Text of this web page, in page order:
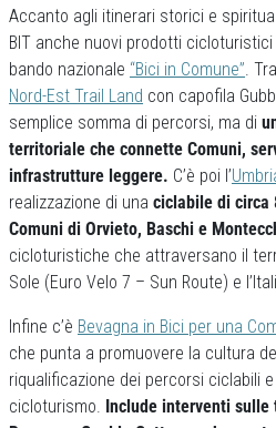
Accanto agli itinerari storici e
BIT anche nuovi prodotti
bando nazionale “Bici in Comune”.
Nord-Est Trail Land con capofila
semplice somma di percorsi, ma di
territoriale che connette Comuni,
infrastrutture leggere. C’è poi l’
realizzazione di una ciclabile di circa
Comuni di Orvieto, Baschi e
cicloturistiche che attraversano il
Sole (Euro Velo 7 – Sun Route) e
Infine c’è Bevagna in Bici per una
che punta a promuovere la cultura
riqualificazione dei percorsi ciclabili
cicloturismo. Include interventi